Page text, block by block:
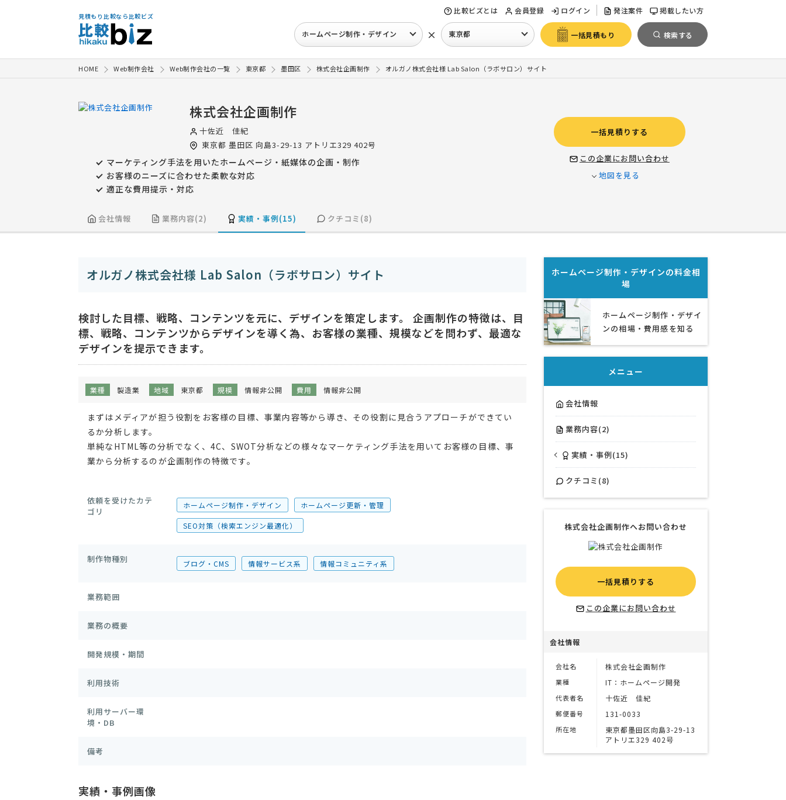
見積もり比較なら比較ビズ
比較ビズとは 会員登録 ログイン 発注案件 掲載したい方
ホームページ制作・デザイン × 東京都 一括見積もり 検索する
HOME Web制作会社 Web制作会社の一覧 東京都 墨田区 株式会社企画制作 オルガノ株式会社様 Lab Salon（ラボサロン）サイト
株式会社企画制作
十佐近 佳紀
東京都 墨田区 向島3-29-13 アトリエ329 402号
マーケティング手法を用いたホームページ・紙媒体の企画・制作
お客様のニーズに合わせた柔軟な対応
適正な費用提示・対応
一括見積りする
この企業にお問い合わせ
地図を見る
会社情報 業務内容(2) 実績・事例(15) クチコミ(8)
オルガノ株式会社様 Lab Salon（ラボサロン）サイト
検討した目標、戦略、コンテンツを元に、デザインを策定します。 企画制作の特徴は、目
標、戦略、コンテンツからデザインを導く為、お客様の業種、規模などを問わず、最適な
デザインを提示できます。
業種 製造業 地域 東京都 規模 情報非公開 費用 情報非公開
まずはメディアが担う役割をお客様の目標、事業内容等から導き、その役割に見合うアプローチができてい
るか分析します。
単純なHTML等の分析でなく、4C、SWOT分析などの様々なマーケティング手法を用いてお客様の目標、事
業から分析するのが企画制作の特徴です。
依頼を受けたカテ
ゴリ
ホームページ制作・デザイン ホームページ更新・管理
SEO対策（検索エンジン最適化）
制作物種別 ブログ・CMS 情報サービス系 情報コミュニティ系
業務範囲
業務の概要
開発規模・期間
利用技術
利用サーバー環
境・DB
備考
実績・事例画像
ホームページ制作・デザインの料金相
場
ホームページ制作・デザイ
ンの相場・費用感を知る
メニュー
会社情報
業務内容(2)
実績・事例(15)
クチコミ(8)
株式会社企画制作へお問い合わせ
一括見積りする
この企業にお問い合わせ
会社情報
会社名 株式会社企画制作
業種 IT：ホームページ開発
代表者名 十佐近 佳紀
郵便番号 131-0033
所在地
東京都墨田区向島3-29-13
アトリエ329 402号